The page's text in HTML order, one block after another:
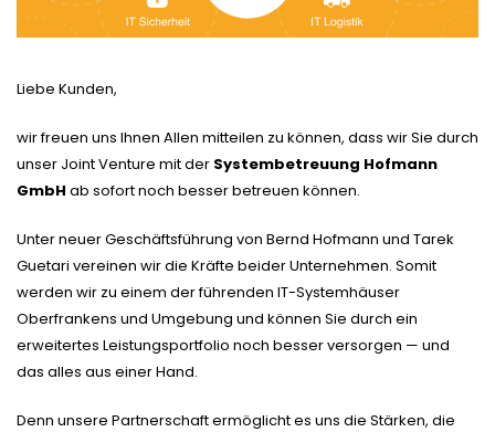
Liebe Kunden,
wir freuen uns Ihnen Allen mitteilen zu können, dass wir Sie durch
unser Joint Venture mit der Systembetreuung Hofmann
GmbH ab sofort noch besser betreuen können.
Unter neuer Geschäftsführung von Bernd Hofmann und Tarek
Guetari vereinen wir die Kräfte beider Unternehmen. Somit
werden wir zu einem der führenden IT-Systemhäuser
Oberfrankens und Umgebung und können Sie durch ein
erweitertes Leistungsportfolio noch besser versorgen — und
das alles aus einer Hand.
Denn unsere Partnerschaft ermöglicht es uns die Stärken, die